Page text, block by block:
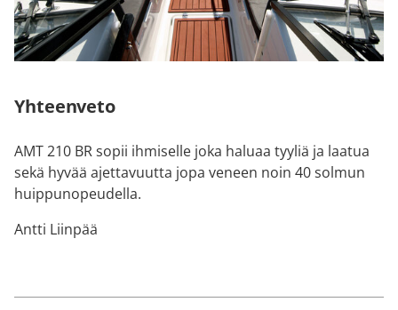
Yhteenveto
AMT 210 BR sopii ihmiselle joka haluaa tyyliä ja laatua
sekä hyvää ajettavuutta jopa veneen noin 40 solmun
huippunopeudella.
Antti Liinpää